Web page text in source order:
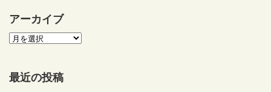
アーカイブ
最近の投稿